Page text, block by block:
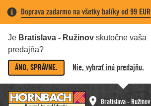
Doprava zadarmo na všetky balíky od 99 EUR
Je Bratislava - Ružinov skutočne vaša
predajňa?
ÁNO, SPRÁVNE. Nie, vybrať inú predajňu.
Bratislava - Ružinov